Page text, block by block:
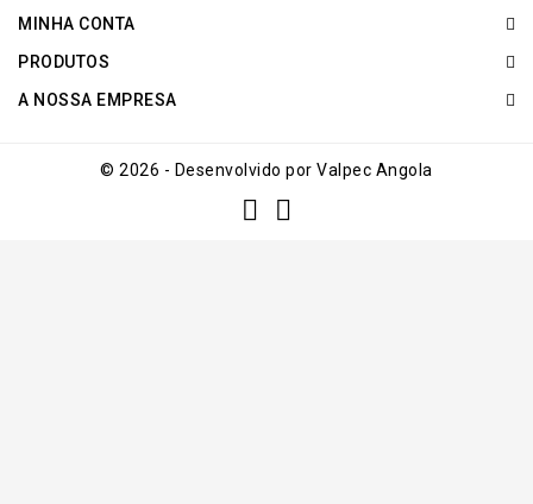
MINHA CONTA
PRODUTOS
A NOSSA EMPRESA
© 2026 - Desenvolvido por Valpec Angola